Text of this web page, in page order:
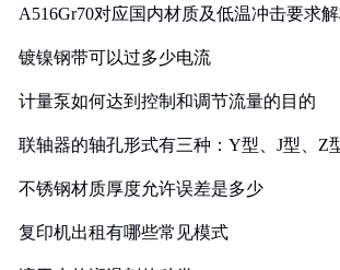
A516Gr70对应国内材质及低温冲击要求
镀镍钢带可以过多少电流
计量泵如何达到控制和调节流量的目的
联轴器的轴孔形式有三种：Y型、J型、Z
不锈钢材质厚度允许误差是多少
复印机出租有哪些常见模式